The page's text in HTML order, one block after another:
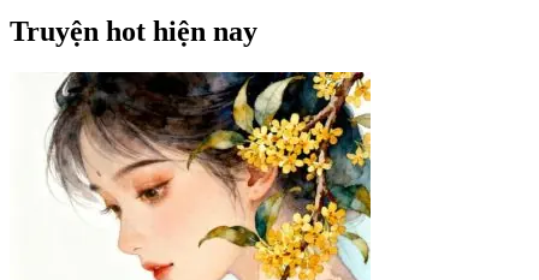
Truyện hot hiện nay